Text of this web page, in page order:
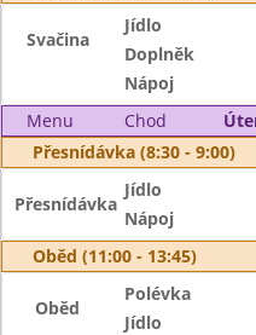
Svačina
Jídlo
Doplněk
Nápoj
Menu
Chod
Přesnídávka (8:30 - 9:00)
Přesnídávka
Jídlo
Nápoj
Oběd (11:00 - 13:45)
Oběd
Polévka
Jídlo